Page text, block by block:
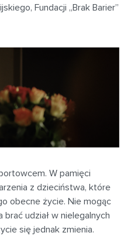
Fundacji „Brak Barier”
W pamięci
z dzieciństwa, które
obecne życie. Nie mogąc
udział w nielegalnych
się jednak zmienia.